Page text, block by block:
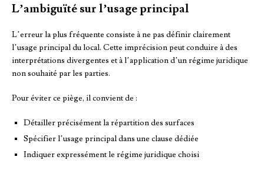
L’ambiguïté sur l’usage principal
L’erreur la plus fréquente consiste à ne pas définir clairement
l’usage principal du local. Cette imprécision peut conduire à des
interprétations divergentes et à l’application d’un régime juridique
non souhaité par les parties.
Pour éviter ce piège, il convient de :
Détailler précisément la répartition des surfaces
Spécifier l’usage principal dans une clause dédiée
Indiquer expressément le régime juridique choisi